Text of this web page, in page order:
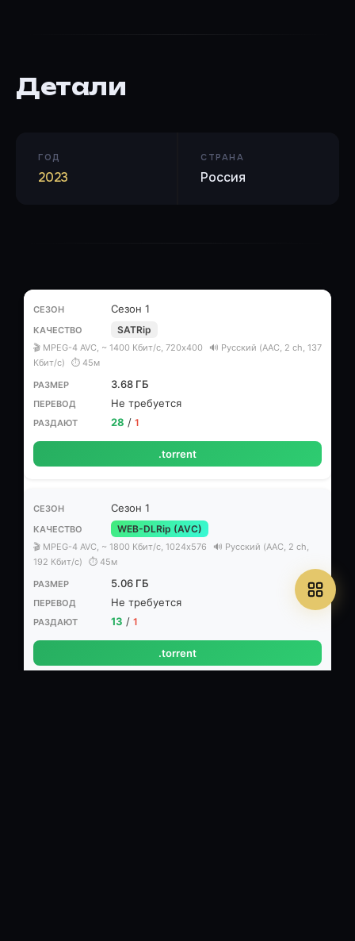
Детали
ГОД
2023
СТРАНА
Россия
Сезон 1
SATRip
🎬 MPEG-4 AVC, ~ 1400 Кбит/с, 720x400
🔊 Русский (AAC, 2 ch, 137
Кбит/с)
⏱ 45м
3.68 ГБ
Не требуется
28 / 1
.torrent
Сезон 1
WEB-DLRip (AVC)
🎬 MPEG-4 AVC, ~ 1800 Кбит/с, 1024x576
🔊 Русский (AAC, 2 ch,
192 Кбит/с)
⏱ 45м
5.06 ГБ
Не требуется
13 / 1
.torrent